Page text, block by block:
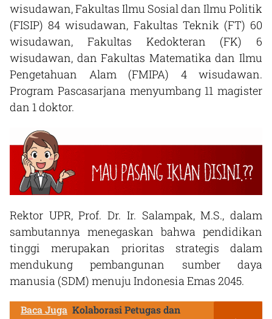
wisudawan, Fakultas Ilmu Sosial dan Ilmu Politik
(FISIP) 84 wisudawan, Fakultas Teknik (FT) 60
wisudawan, Fakultas Kedokteran (FK) 6
wisudawan, dan Fakultas Matematika dan Ilmu
Pengetahuan Alam (FMIPA) 4 wisudawan.
Program Pascasarjana menyumbang 11 magister
dan 1 doktor.
Rektor UPR, Prof. Dr. Ir. Salampak, M.S., dalam
sambutannya menegaskan bahwa pendidikan
tinggi merupakan prioritas strategis dalam
mendukung pembangunan sumber daya
manusia (SDM) menuju Indonesia Emas 2045.
Baca Juga Kolaborasi Petugas dan